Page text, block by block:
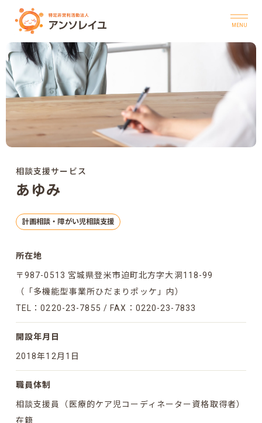
content
トップ
アンソレイユについて
公開情報
個人情報保護方針
サイト利用について
TEL / 0220-23-7855
相談支援サービス
あゆみ
計画相談・障がい児相談支援
所在地
〒987-0513 宮城県登米市迫町北方字大洞118-99
（「多機能型事業所ひだまりポッケ」内）
TEL：0220-23-7855 / FAX：0220-23-7833
開設年月日
2018年12月1日
職員体制
相談支援員（医療的ケア児コーディネーター資格取得者）
在籍